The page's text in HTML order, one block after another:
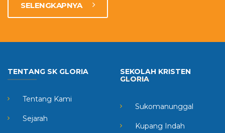
SELENGKAPNYA
TENTANG SK GLORIA
Tentang Kami
Sejarah
SEKOLAH KRISTEN
GLORIA
Sukomanunggal
Kupang Indah